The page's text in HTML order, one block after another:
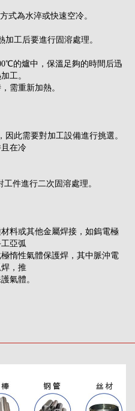
式為水淬或快速空冷。
加工后要進行固溶處理。
的爐中，保溫足夠的時間后迅
工。
，需重新加熱。
此需要對加工設備進行挑選。
在冷
工件進行二次固溶處理。
料或其他金屬焊接，如鎢電極
亞弧
惰性氣體保護焊，其中脈沖電
，推
氣體。